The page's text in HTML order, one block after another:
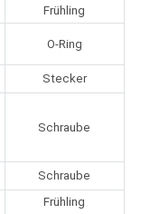
Frühling
O-Ring
Stecker
Schraube
Schraube
Frühling